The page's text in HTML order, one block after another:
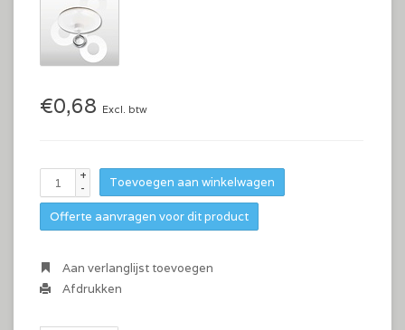
€0,68 Excl. btw
+
-
Toevoegen aan winkelwagen
Offerte aanvragen voor dit product
Aan verlanglijst toevoegen
Afdrukken